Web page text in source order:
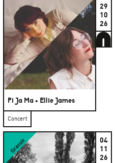
Pi Ja Ma + Ellie James
29
10
26
Concert
Gratuit
04
11
26